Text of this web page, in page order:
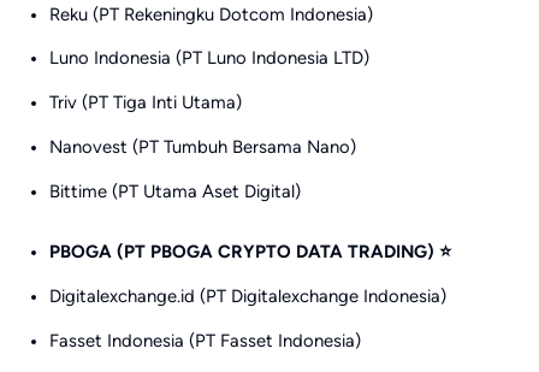
Reku (PT Rekeningku Dotcom Indonesia)
Luno Indonesia (PT Luno Indonesia LTD)
Triv (PT Tiga Inti Utama)
Nanovest (PT Tumbuh Bersama Nano)
Bittime (PT Utama Aset Digital)
PBOGA (PT PBOGA CRYPTO DATA TRADING) ⭐
Digitalexchange.id (PT Digitalexchange Indonesia)
Fasset Indonesia (PT Fasset Indonesia)